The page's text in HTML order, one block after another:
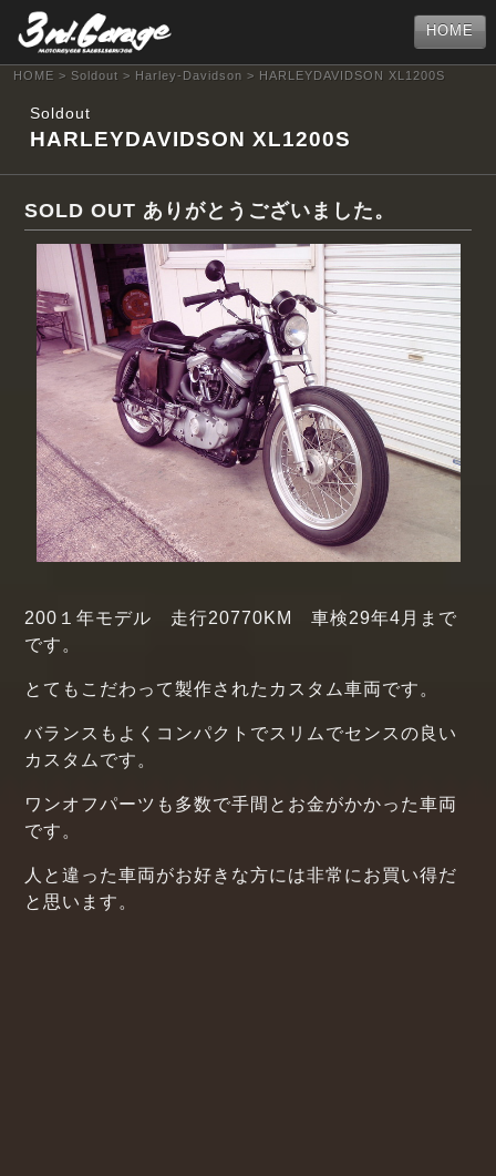
HOME
HOME > Soldout > Harley-Davidson > HARLEYDAVIDSON XL1200S
Soldout
HARLEYDAVIDSON XL1200S
SOLD OUT ありがとうございました。
200１年モデル 走行20770KM 車検29年4月まで
です。
とてもこだわって製作されたカスタム車両です。
バランスもよくコンパクトでスリムでセンスの良い
カスタムです。
ワンオフパーツも多数で手間とお金がかかった車両
です。
人と違った車両がお好きな方には非常にお買い得だ
と思います。